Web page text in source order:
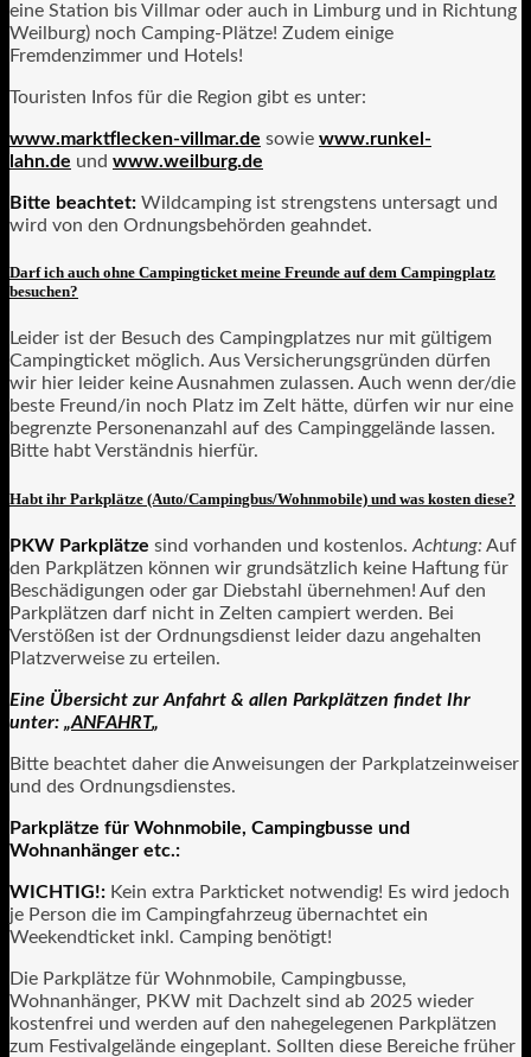
eine Station bis Villmar oder auch in Limburg und in Richtung
Weilburg) noch Camping-Plätze! Zudem einige
Fremdenzimmer und Hotels!
Touristen Infos für die Region gibt es unter:
www.marktflecken-villmar.de sowie www.runkel-
lahn.de und www.weilburg.de
Bitte beachtet: Wildcamping ist strengstens untersagt und
wird von den Ordnungsbehörden geahndet.
Darf ich auch ohne Campingticket meine Freunde auf dem Campingplatz
besuchen?
Leider ist der Besuch des Campingplatzes nur mit gültigem
Campingticket möglich. Aus Versicherungsgründen dürfen
wir hier leider keine Ausnahmen zulassen. Auch wenn der/die
beste Freund/in noch Platz im Zelt hätte, dürfen wir nur eine
begrenzte Personenanzahl auf des Campinggelände lassen.
Bitte habt Verständnis hierfür.
Habt ihr Parkplätze (Auto/Campingbus/Wohnmobile) und was kosten diese?
PKW Parkplätze sind vorhanden und kostenlos. Achtung: Auf
den Parkplätzen können wir grundsätzlich keine Haftung für
Beschädigungen oder gar Diebstahl übernehmen! Auf den
Parkplätzen darf nicht in Zelten campiert werden. Bei
Verstößen ist der Ordnungsdienst leider dazu angehalten
Platzverweise zu erteilen.
Eine Übersicht zur Anfahrt & allen Parkplätzen findet Ihr
unter: „ANFAHRT„
Bitte beachtet daher die Anweisungen der Parkplatzeinweiser
und des Ordnungsdienstes.
Parkplätze für Wohnmobile, Campingbusse und
Wohnanhänger etc.:
WICHTIG!: Kein extra Parkticket notwendig! Es wird jedoch
je Person die im Campingfahrzeug übernachtet ein
Weekendticket inkl. Camping benötigt!
Die Parkplätze für Wohnmobile, Campingbusse,
Wohnanhänger, PKW mit Dachzelt sind ab 2025 wieder
kostenfrei und werden auf den nahegelegenen Parkplätzen
zum Festivalgelände eingeplant. Sollten diese Bereiche früher